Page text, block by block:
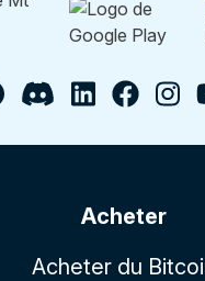
Acheter
Acheter du